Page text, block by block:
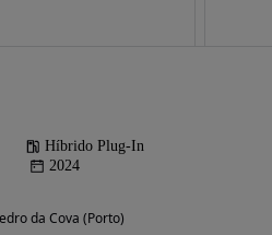
Híbrido Plug-In
2024
da Cova (Porto)